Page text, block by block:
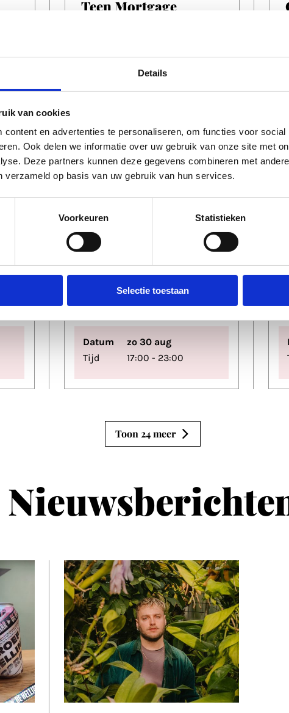
Details
van cookies
content en advertenties te personaliseren, om functies voor social
Ook delen we informatie over uw gebruik van onze site met
Deze partners kunnen deze gegevens combineren met
verzameld op basis van uw gebruik van hun services.
Voorkeuren Statistieken
Selectie toestaan
Teen Mortgage
Datum
wo 19 aug
20:15
NIGHTLIFE
Summer of Pride Kiki
De Helling
Datum
zo 30 aug
Tijd
17:00 - 23:00
Toon 24 meer